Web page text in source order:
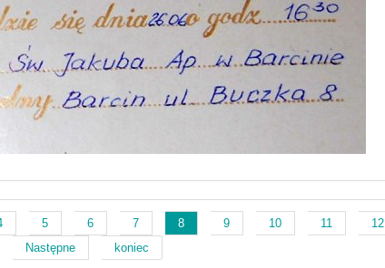
5 6 7 8 9 10 11
12
Następne
koniec